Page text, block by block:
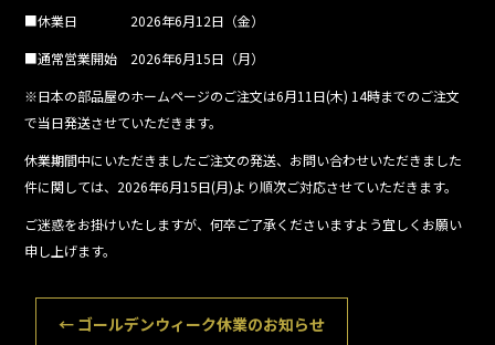
o
k
■休業日 2026年6月12日（金）
■通常営業開始 2026年6月15日（月）
※日本の部品屋のホームページのご注文は6月11日(木) 14時までのご注文
で当日発送させていただきます。
休業期間中にいただきましたご注文の発送、お問い合わせいただきました
件に関しては、2026年6月15日(月)より順次ご対応させていただきます。
ご迷惑をお掛けいたしますが、何卒ご了承くださいますよう宜しくお願い
申し上げます。
← ゴールデンウィーク休業のお知らせ